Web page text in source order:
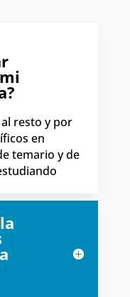
resto y por
en
temario y de